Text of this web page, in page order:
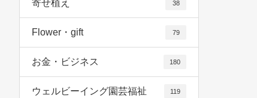
寄せ植え 38
Flower・gift 79
お金・ビジネス 180
ウェルビーイング園芸福祉 119